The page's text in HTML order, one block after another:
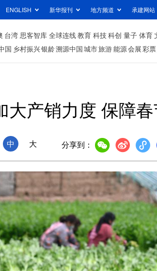
ENGLISH 新华报刊 地方频道 承建网站
台湾 思客智库 全球连线教育 科技科创 量子 体育
国 乡村振兴银龄溯源中国城市旅游能源会展彩票
产销力度 保障
中 大 分享到：